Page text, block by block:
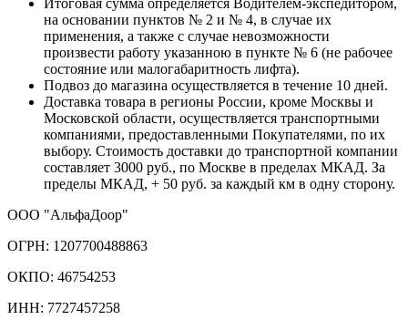
на основании пунктов № 2 и № 4, в случае их
применения, а также с случае невозможности
произвести работу указанною в пункте № 6 (не рабочее
состояние или малогабаритность лифта).
Подвоз до магазина осуществляется в течение 10 дней.
Доставка товара в регионы России, кроме Москвы и
Московской области, осуществляется транспортными
компаниями, предоставленными Покупателями, по их
выбору. Стоимость доставки до транспортной компании
составляет 3000 руб., по Москве в пределах МКАД. За
пределы МКАД, + 50 руб. за каждый км в одну сторону.
ООО "АльфаДоор"
ОГРН: 1207700488863
ОКПО: 46754253
ИНН: 7727457258